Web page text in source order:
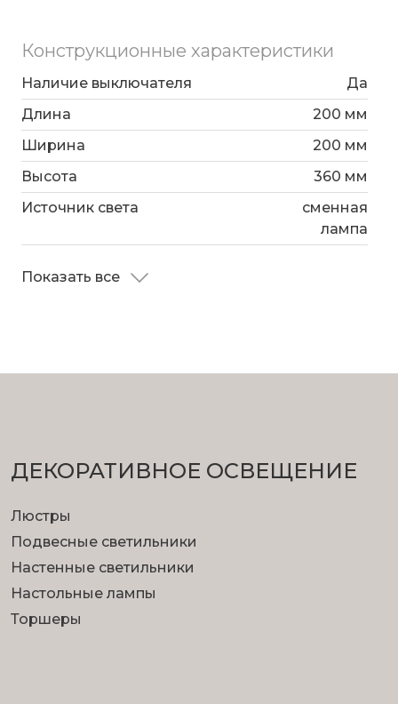
Конструкционные характеристики
Наличие выключателя
Да
Длина
200 мм
Ширина
200 мм
Высота
360 мм
Источник света
сменная
лампа
Показать все
ДЕКОРАТИВНОЕ ОСВЕЩЕНИЕ
Люстры
Подвесные светильники
Настенные светильники
Настольные лампы
Торшеры